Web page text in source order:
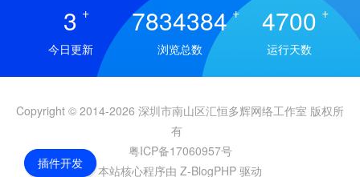
3 +
今日更新
7834384 +
浏览总数
4700 +
运行天数
Copyright © 2014-2026 深圳市南山区汇恒多辉网络工作室 版权所
有
粤ICP备17060957号
本站核心程序由 Z-BlogPHP 驱动
插件开发